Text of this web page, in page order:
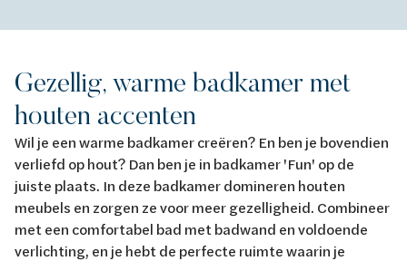
Gezellig, warme badkamer met
houten accenten
Wil je een warme badkamer creëren? En ben je bovendien
verliefd op hout? Dan ben je in badkamer 'Fun' op de
juiste plaats. In deze badkamer domineren houten
meubels en zorgen ze voor meer gezelligheid. Combineer
met een comfortabel bad met badwand en voldoende
verlichting, en je hebt de perfecte ruimte waarin je